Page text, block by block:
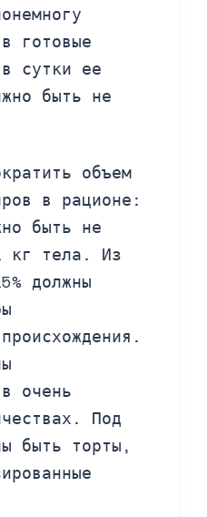
готовые
сутки ее
быть не
объем
в рационе:
быть не
кг тела. Из
должны
очень
Под
быть торты,